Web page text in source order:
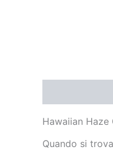
Hawaiian
Quando si